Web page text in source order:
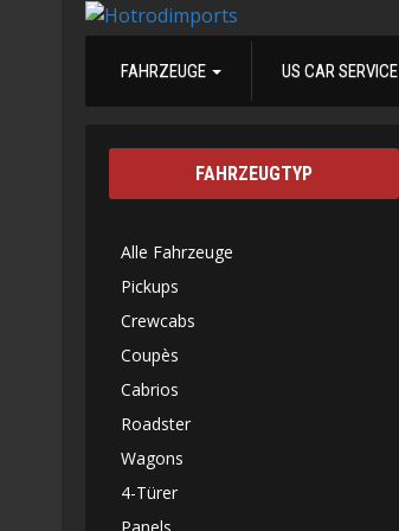
FAHRZEUGE US CAR SERVICE
FAHRZEUGTYP
Alle Fahrzeuge
Pickups
Crewcabs
Coupès
Cabrios
Roadster
Wagons
4-Türer